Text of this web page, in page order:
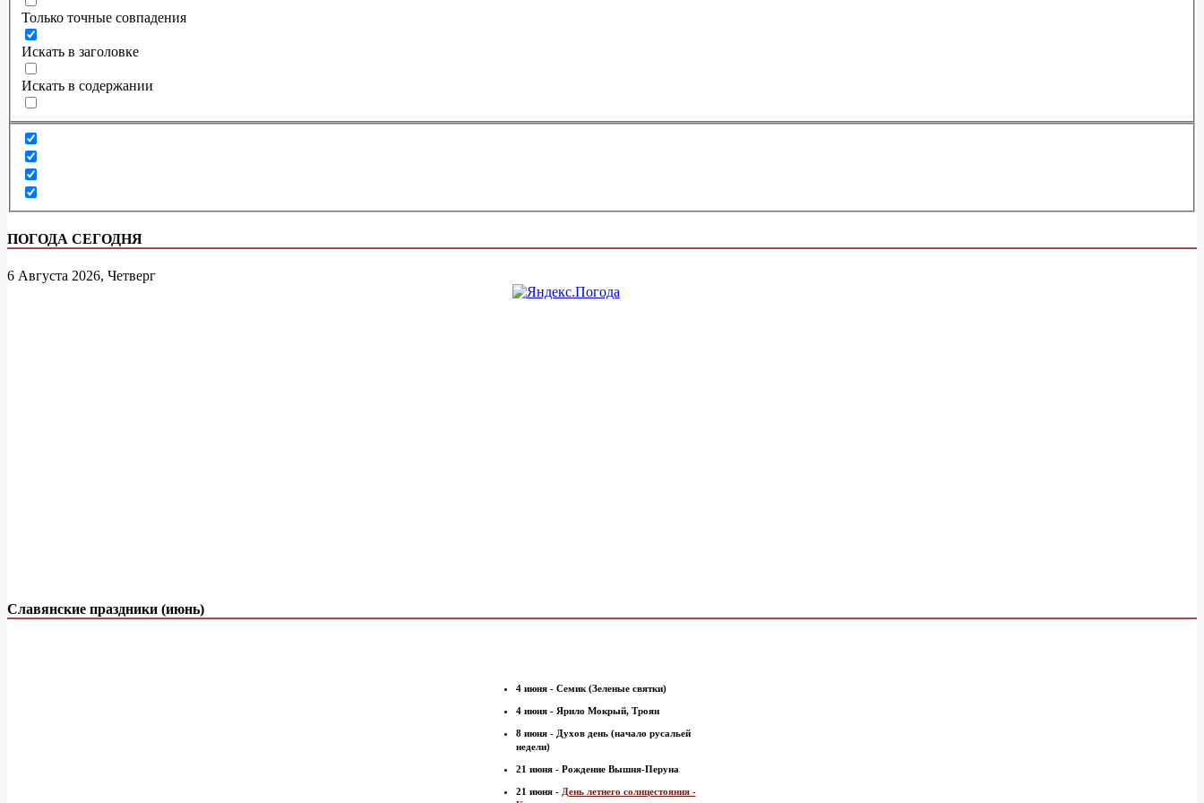
Только точные совпадения
Искать в заголовке
Искать в содержании
ПОГОДА СЕГОДНЯ
6 Августа 2026, Четверг
Славянские праздники (июнь)
4 июня - Семик (Зеленые святки)
4 июня - Ярило Мокрый, Троян
8 июня - Духов день (начало русальей
недели)
21 июня - Рождение Вышня-Перуна
21 июня - День летнего солнцестояния -